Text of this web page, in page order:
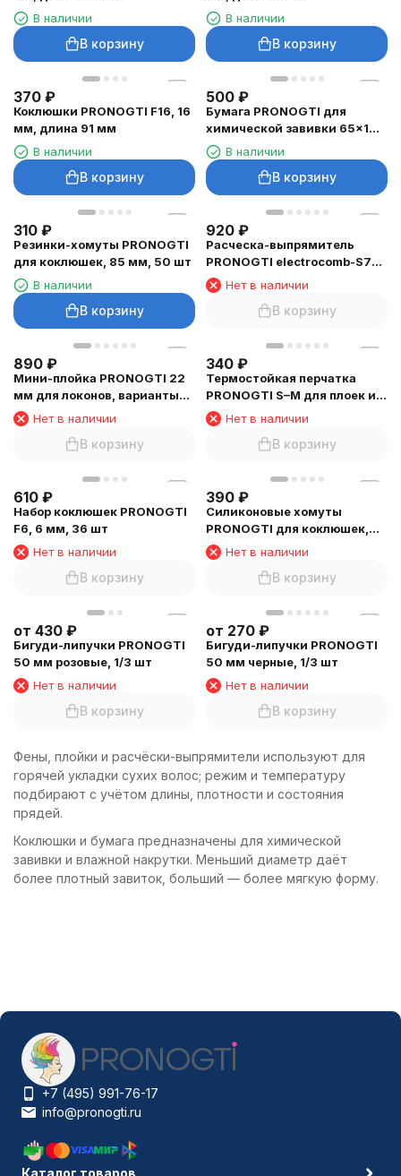
В наличии
В корзину
В наличии
В корзину
370 ₽
Коклюшки PRONOGTI F16, 16
мм, длина 91 мм
В наличии
В корзину
500 ₽
Бумага PRONOGTI для
химической завивки 65×100
мм, 1000 листов
В наличии
В корзину
310 ₽
Резинки-хомуты PRONOGTI
для коклюшек, 85 мм, 50 шт
В наличии
В корзину
920 ₽
Расческа-выпрямитель
PRONOGTI electrocomb-S7
беспроводная
Нет в наличии
В корзину
890 ₽
Мини-плойка PRONOGTI 22
мм для локонов, варианты
цветаНет в наличии
В корзину
340 ₽
Термостойкая перчатка
PRONOGTI S–M для плоек и
утюжков
Нет в наличии
В корзину
610 ₽
Набор коклюшек PRONOGTI
F6, 6 мм, 36 шт
Нет в наличии
В корзину
390 ₽
Силиконовые хомуты
PRONOGTI для коклюшек,
8,5 см, 50 шт
Нет в наличии
В корзину
от 430 ₽
Бигуди-липучки PRONOGTI
50 мм розовые, 1/3 шт
Нет в наличии
В корзину
от 270 ₽
Бигуди-липучки PRONOGTI
50 мм черные, 1/3 шт
Нет в наличии
В корзину
Фены, плойки и расчёски-выпрямители используют для
горячей укладки сухих волос; режим и температуру
подбирают с учётом длины, плотности и состояния
прядей.
Коклюшки и бумага предназначены для химической
завивки и влажной накрутки. Меньший диаметр даёт
более плотный завиток, больший — более мягкую форму.
+7 (495) 991-76-17
info@pronogti.ru
Каталог товаров